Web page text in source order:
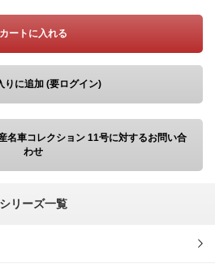
カートに入れる
りに追加 (要ログイン)
名車コレクション 11号に対するお問い合
わせ
シリーズ一覧